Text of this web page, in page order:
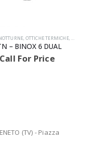
- FRECCETTE,FRECCETTE,
ONE80 – Dominik Celary
Signature Dart Steeltip
(TV) - Piazza
CLIENTELA
E I FU